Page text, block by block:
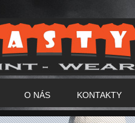
O NÁS KONTAKTY